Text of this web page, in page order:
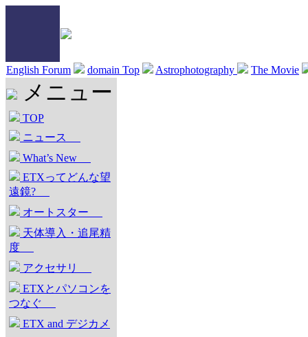
English Forum domain Top Astrophotography The Movie
メニュー
TOP
ニュース
What’s New
ETXってどんな望
遠鏡?
オートスター
天体導入・追尾精
度
アクセサリ
ETXとパソコンを
つなぐ
ETX and デジカメ